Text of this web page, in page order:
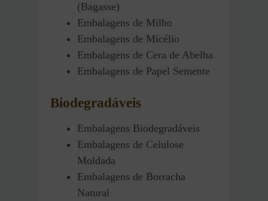
(Bagasse)
Embalagens de Milho
Embalagens de Micélio
Embalagens de Cera de Abelha
Embalagens de Papel Semente
Biodegradáveis
Embalagens Biodegradáveis
Embalagens de Celulose
Moldada
Embalagens de Borracha
Natural